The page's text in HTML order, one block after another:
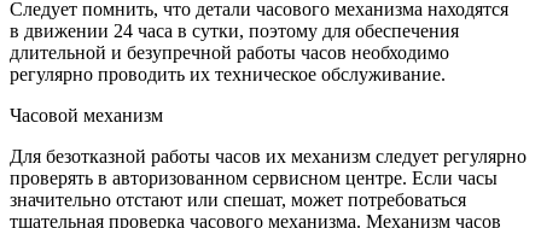
Следует помнить, что детали часового механизма находятся
в движении 24 часа в сутки, поэтому для обеспечения
длительной и безупречной работы часов необходимо
регулярно проводить их техническое обслуживание.
Часовой механизм
Для безотказной работы часов их механизм следует регулярно
проверять в авторизованном сервисном центре. Если часы
значительно отстают или спешат, может потребоваться
тщательная проверка часового механизма. Механизм часов